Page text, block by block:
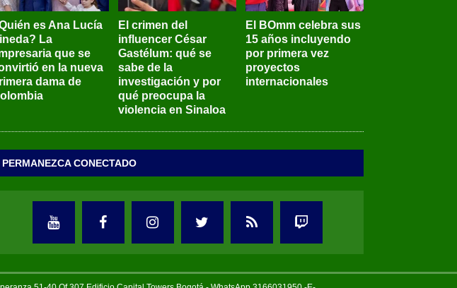
es Ana Lucía
La
que se
en la nueva
dama de
El crimen del
influencer César
Gastélum: qué se
sabe de la
investigación y por
qué preocupa la
violencia en Sinaloa
El BOmm celebra sus
15 años incluyendo
por primera vez
proyectos
internacionales
PERMANEZCA CONECTADO